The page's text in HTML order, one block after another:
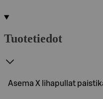
Tuotetiedot
Asema X lihapullat